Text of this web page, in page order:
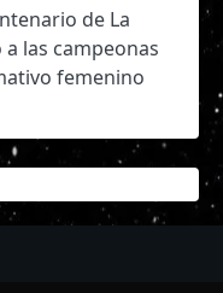
de La
las campeonas
femenino